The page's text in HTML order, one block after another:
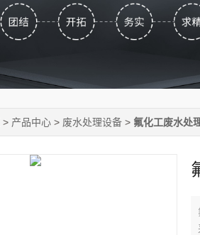
> 产品中心 > 废水处理设备 > 氟化工废水处